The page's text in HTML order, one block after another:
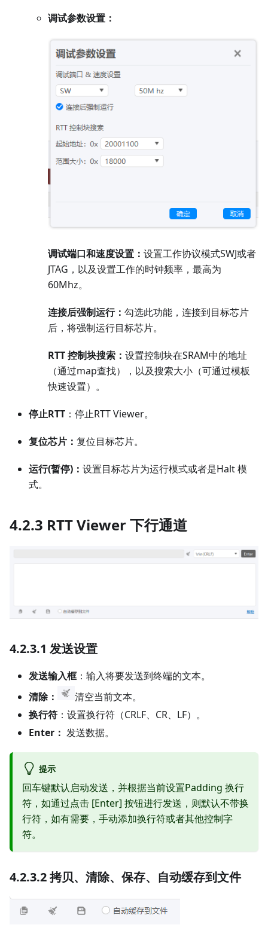
调试参数设置：
调试端口和速度设置： 设置工作协议模式SWJ或者
JTAG，以及设置工作的时钟频率，最高为
60Mhz。
连接后强制运行： 勾选此功能，连接到目标芯片
后，将强制运行目标芯片。
RTT 控制块搜索： 设置控制块在SRAM中的地址
（通过map查找），以及搜索大小（可通过模板
快速设置）。
停止RTT ：停止RTT Viewer。
复位芯片： 复位目标芯片。
运行(暂停)： 设置目标芯片为运行模式或者是Halt 模
式。
4.2.3 RTT Viewer 下行通道
4.2.3.1 发送设置
发送输入框：输入将要发送到终端的文本。
清除：
清空当前文本。
换行符 ：设置换行符（CRLF、CR、LF）。
Enter： 发送数据。
提示
回车键默认启动发送，并根据当前设置Padding 换行
符，如通过点击 [Enter] 按钮进行发送，则默认不带换
行符，如有需要，手动添加换行符或者其他控制字
符。
4.2.3.2 拷贝、清除、保存、自动缓存到文件